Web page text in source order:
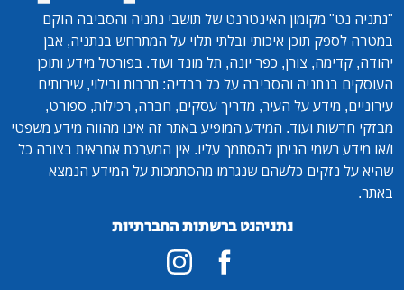
"נתניה נט" מקומון האינטרנט של תושבי נתניה והסביבה הוקם
במטרה לספק תוכן איכותי ובלתי תלוי על המתרחש בנתניה, אבן
יהודה, קדימה, צורן, כפר יונה, תל מונד ועוד. בפורטל מידע ותוכן
העוסקים בנתניה והסביבה על כל רבדיה: תרבות ובילוי, שירותים
עירוניים, מידע על העיר, מדריך עסקים, חברה, רכילות, ספורט,
מבזקי חדשות ועוד. המידע המופיע באתר זה אינו מהווה מידע משפטי
ו/או מידע רשמי הניתן להסתמך עליו. אין המערכת אחראית בצורה כל
שהיא על נזקים כלשהם שנגרמו מהסתמכות על המידע הנמצא
באתר.
נתניהנט ברשתות החברתיות